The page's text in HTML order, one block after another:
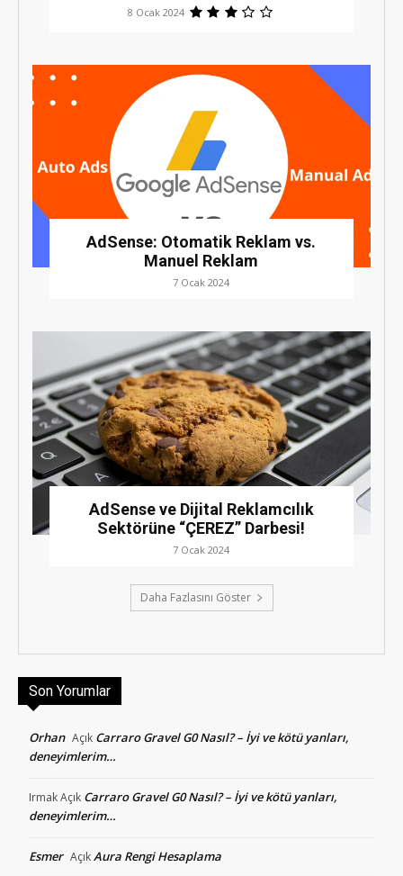
8 Ocak 2024
AdSense: Otomatik Reklam vs.
Manuel Reklam
7 Ocak 2024
AdSense ve Dijital Reklamcılık
Sektörüne “ÇEREZ” Darbesi!
7 Ocak 2024
Daha Fazlasını Göster
Son Yorumlar
Orhan Açık Carraro Gravel G0 Nasıl? – İyi ve kötü yanları,
deneyimlerim…
IrmakAçık Carraro Gravel G0 Nasıl? – İyi ve kötü yanları,
deneyimlerim…
Esmer AçıkAura Rengi Hesaplama